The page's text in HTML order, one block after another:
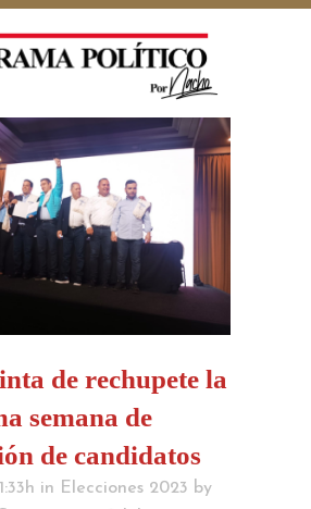
de rechupete la
semana de
de candidatos
in Elecciones 2023 by